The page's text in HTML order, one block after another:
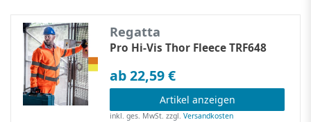
Regatta
Pro Hi-Vis Thor Fleece TRF648
ab 22,59 €
Artikel anzeigen
inkl. ges. MwSt. zzgl.Versandkosten